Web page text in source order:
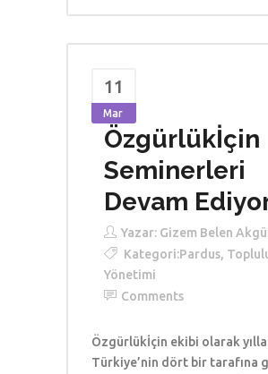
11
Mar
Özgürlükİçin
Seminerleri
Devam
Yazar: Gizem Belen
Kategori:Pardus,
Yönetimi
Comments
Özgürlükİçin ekibi olarak
Türkiye’nin dört bir tarafına